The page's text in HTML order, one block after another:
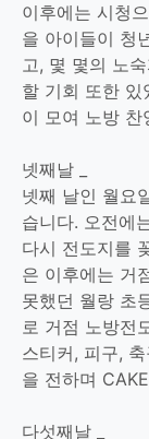
이후에는 시청
을 아이들이 청
고, 몇 몇의 노
할 기회 또한 있
이 모여 노방 찬
넷째날 _
넷째 날인 월요
습니다. 오전에
다시 전도지를
은 이후에는 거
못했던 월랑 초
로 거점 노방전
스티커, 피구,
을 전하며
다섯째날 _